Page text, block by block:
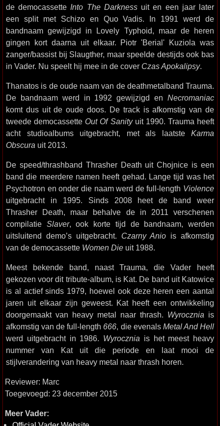
de democassette Into The Darknessuit en een jaar later
een split met Schizo en Quo Vadis. In 1991 werd de
bandnaam gewijzigd in Lovely Typhoid, maar de heren
gingen kort daarna uit elkaar. Piotr 'Berial' Kuziola was
zanger/bassist bij Slaugther, maar speelde destijds ook bas
in Vader. Nu speelt hij mee in de cover Czas Apokalipsy.
Thanatos is de oude naam van de deathmetalband Trauma.
De bandnaam werd in 1992 gewijzigd en Necromaniac
komt dus uit de oude doos. De track is afkomstig van de
tweede democassette Out Of Sanityuit 1990. Trauma heeft
acht studioalbums uitgebracht, met als laatste Karma
Obscura uit 2013.
De speed/thrashband Thrasher Death uit Chojnice is een
band die meerdere namen heeft gehad. Lange tijd was het
Psychotron en onder die naam werd de full-length Violence
uitgebracht in 1995. Sinds 2008 heet de band weer
Thrasher Death, maar behalve de in 2011 verschenen
compilatie Slaver, ook korte tijd de bandnaam, werden
uitsluitend demo’s uitgebracht. Czarny Anio is afkomstig
van de democassette Women Die uit 1988.
Meest bekende band, naast Trauma, die Vader heeft
gekozen voor dit tribute-album, is Kat. De band uit Katowice
is al actief sinds 1979, hoewel ook deze heren een aantal
jaren uit elkaar zijn geweest. Kat heeft een ontwikkeling
doorgemaakt van heavy metal naar thrash. Wyrocznia is
afkomstig van de full-length 666, die evenals Metal And Hell
werd uitgebracht in 1986. Wyrocznia is het meest heavy
nummer van Kat uit die periode en laat mooi de
stijlverandering van heavy metal naar thrash horen.
Reviewer: Marc
Toegevoegd: 23 december 2015
Meer Vader: